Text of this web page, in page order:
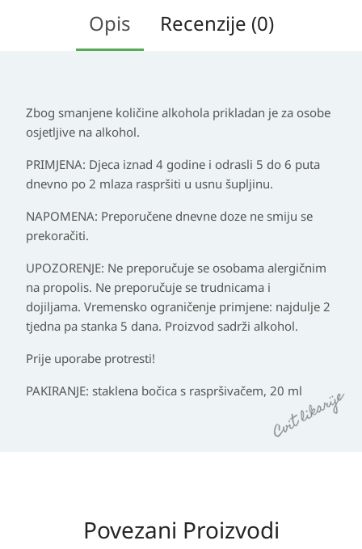
Opis Recenzije (0)
Zbog smanjene količine alkohola prikladan je za osobe
osjetljive na alkohol.
PRIMJENA: Djeca iznad 4 godine i odrasli 5 do 6 puta
dnevno po 2 mlaza raspršiti u usnu šupljinu.
NAPOMENA: Preporučene dnevne doze ne smiju se
prekoračiti.
UPOZORENJE: Ne preporučuje se osobama alergičnim
na propolis. Ne preporučuje se trudnicama i
dojiljama. Vremensko ograničenje primjene: najdulje 2
tjedna pa stanka 5 dana. Proizvod sadrži alkohol.
Prije uporabe protresti!
PAKIRANJE: staklena bočica s raspršivačem, 20 ml
Povezani Proizvodi